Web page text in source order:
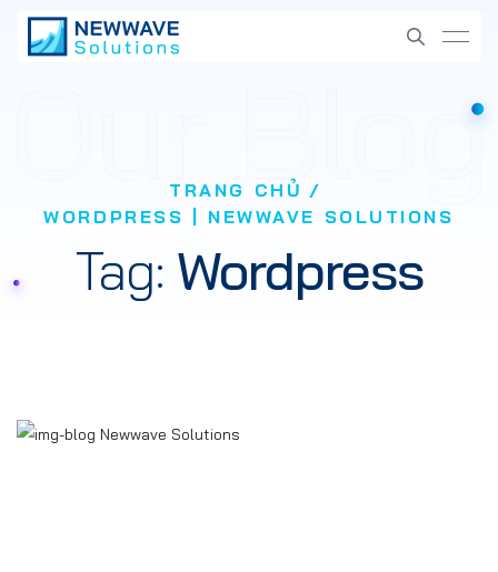
TRANG CHỦ
WORDPRESS | NEWWAVE SOLUTIONS
Tag: Wordpress